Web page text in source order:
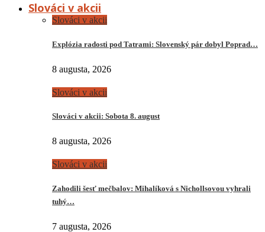
Slováci v akcii
Slováci v akcii
Explózia radosti pod Tatrami: Slovenský pár dobyl Poprad…
8 augusta, 2026
Slováci v akcii
Slováci v akcii: Sobota 8. august
8 augusta, 2026
Slováci v akcii
Zahodili šesť mečbalov: Mihalíková s Nichollsovou vyhrali
tuhý…
7 augusta, 2026